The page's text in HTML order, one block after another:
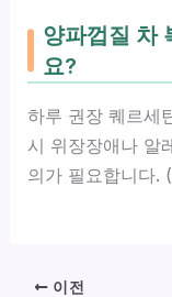
양파껍질 차
요?
하루 권장 퀘르세
시 위장장애나 알
의가 필요합니다.
이전